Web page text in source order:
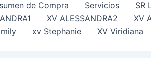
de Compra Servicios
SR
XV ALESSANDRA2
XV
xv Stephanie XV Viridiana